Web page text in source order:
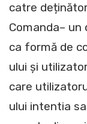
catre
Comanda–
ca formă de
ului și
care
ului intentia